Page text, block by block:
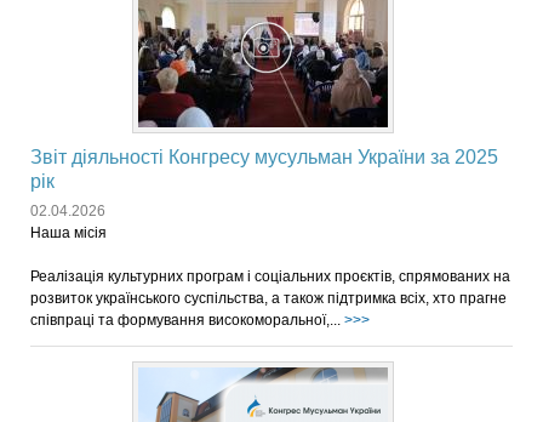
Звіт діяльності Конгресу мусульман України за 2025
рік
02.04.2026
Наша місія
Реалізація культурних програм і соціальних проєктів, спрямованих на
розвиток українського суспільства, а також підтримка всіх, хто прагне
співпраці та формування високоморальної,... >>>